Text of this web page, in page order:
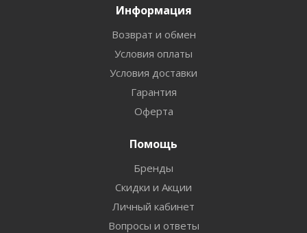
Информация
Возврат и обмен
Условия оплаты
Условия доставки
Гарантия
Оферта
Помощь
Бренды
Скидки и Акции
Личный кабинет
Вопросы и ответы